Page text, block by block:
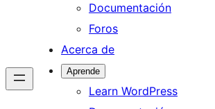
Documentación
Foros
Acerca de
Aprende
Learn WordPress